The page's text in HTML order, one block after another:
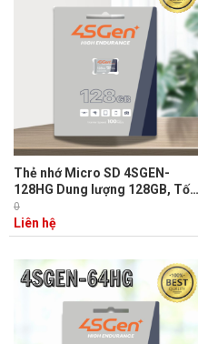
Thẻ nhớ Micro SD 4SGEN-
128HG Dung lượng 128GB, Tốc
độ đọc 100MB/s, Tốc độ ghi
40MB/s
0
Liên hệ